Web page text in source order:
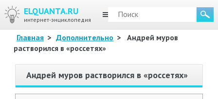
ELQUANTA.RU
интернет-энциклопедия
МЕНЮ
Главная > Дополнительно >
Андрей муров
растворился в «россетях»
Андрей муров растворился в «россетях»